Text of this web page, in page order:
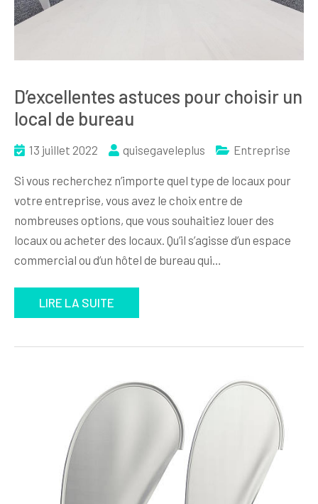
D’excellentes astuces pour choisir un
local de bureau
13 juillet 2022 quisegaveleplus Entreprise
Si vous recherchez n’importe quel type de locaux pour
votre entreprise, vous avez le choix entre de
nombreuses options, que vous souhaitiez louer des
locaux ou acheter des locaux. Qu’il s’agisse d’un espace
commercial ou d’un hôtel de bureau qui…
LIRE LA SUITE